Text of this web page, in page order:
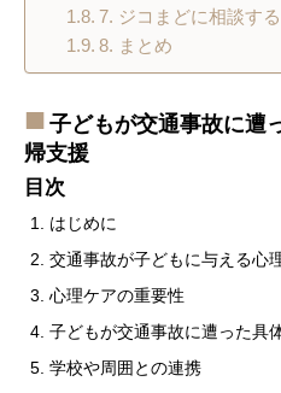
7. ジコまどに相談す
8. まとめ
子どもが交通事故に遭
帰支援
目次
はじめに
交通事故が子どもに与える心
心理ケアの重要性
子どもが交通事故に遭った具
学校や周囲との連携